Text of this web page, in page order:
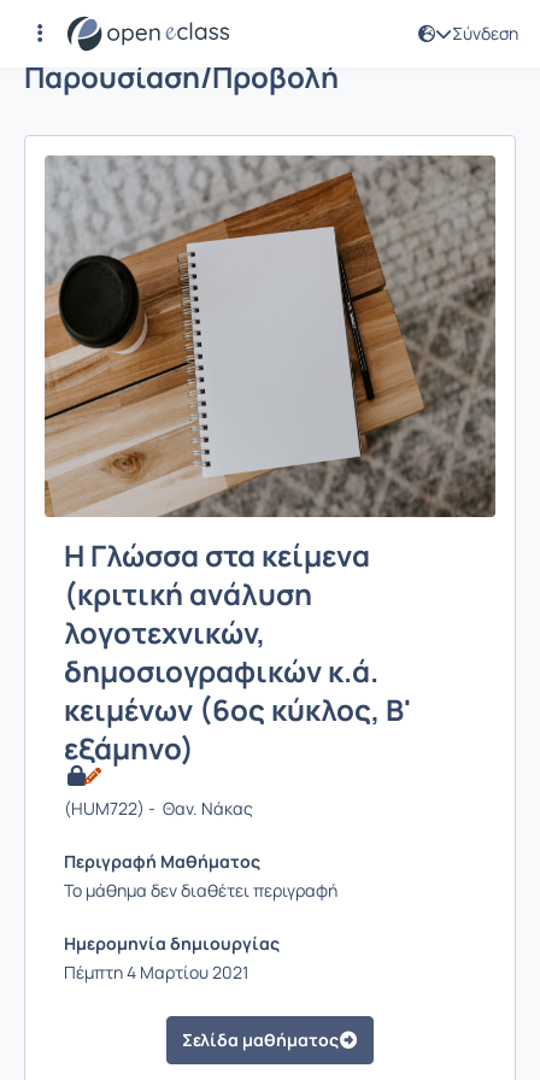
Σύνδεση
Παρουσίαση/Προβολή
Η Γλώσσα στα κείμενα
(κριτική ανάλυση
λογοτεχνικών,
δημοσιογραφικών κ.ά.
κειμένων (6ος κύκλος, Β'
εξάμηνο)
(HUM722) - Θαν. Νάκας
Περιγραφή Μαθήματος
Το μάθημα δεν διαθέτει περιγραφή
Ημερομηνία δημιουργίας
Πέμπτη 4 Μαρτίου 2021
Σελίδα μαθήματος